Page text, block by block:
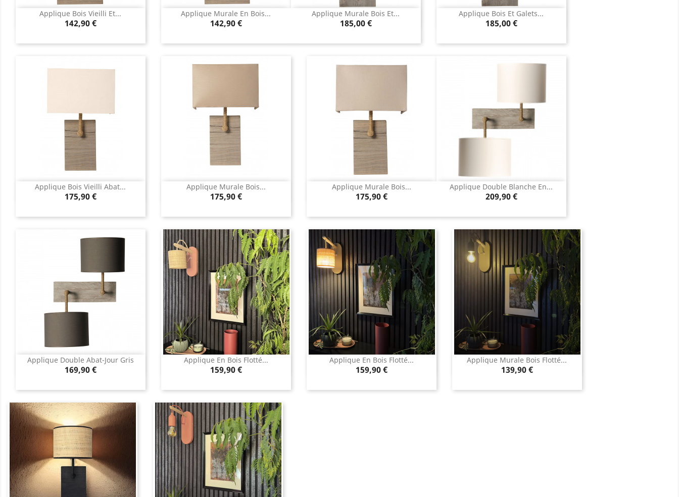
Applique Bois Vieilli Et...
Prix
142,90 €
Aperçu rapide Applique Murale En Bois...
Prix
142,90 €
Aperçu rapide Applique Murale Bois Et...
Prix
185,00 €
Aperçu rapide Applique Bois Et Galets...
Prix
185,00 €
Aperçu rapide
Applique Bois Vieilli Abat...
Prix
175,90 €
Aperçu rapide Applique Murale Bois...
Prix
175,90 €
Aperçu rapide Applique Murale Bois...
Prix
175,90 €
Aperçu rapide Applique Double Blanche En...
Prix
209,90 €
Aperçu rapide
Applique Double Abat-Jour Gris
Prix
169,90 €
 Aperçu rapide Applique En Bois Flotté...
Prix
159,90 €
Aperçu rapide Applique En Bois Flotté...
Prix
159,90 €
Aperçu rapide Applique Murale Bois Flotté...
Prix
139,90 €
Aperçu rapide